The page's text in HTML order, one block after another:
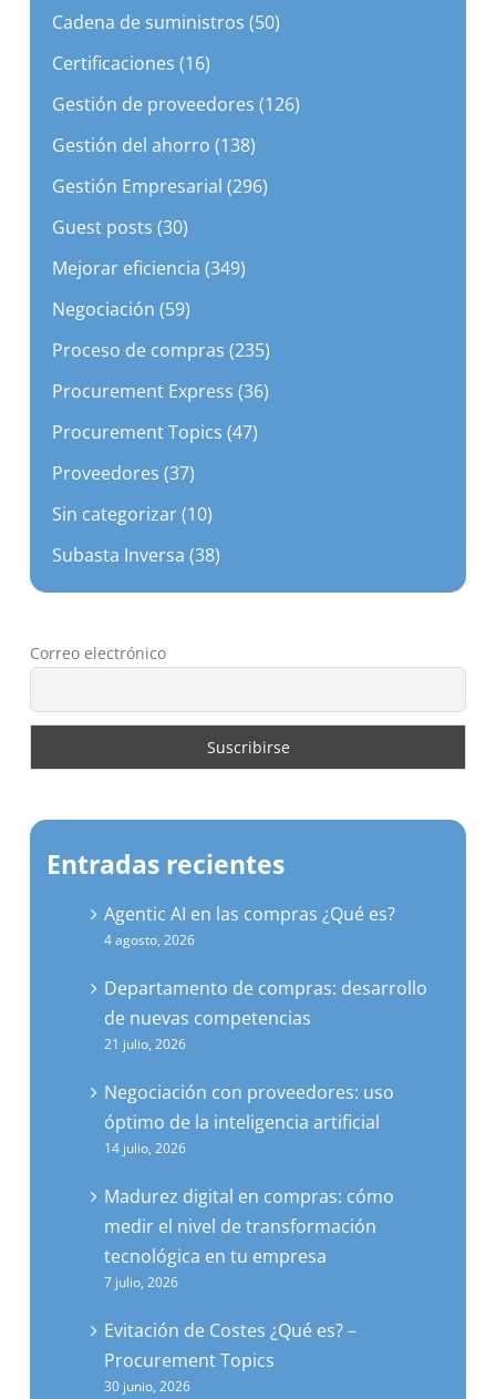
Cadena de suministros (50)
Certificaciones (16)
Gestión de proveedores (126)
Gestión del ahorro (138)
Gestión Empresarial (296)
Guest posts (30)
Mejorar eficiencia (349)
Negociación (59)
Proceso de compras (235)
Procurement Express (36)
Procurement Topics (47)
Proveedores (37)
Sin categorizar (10)
Subasta Inversa (38)
Correo electrónico
Entradas recientes
Agentic AI en las compras ¿Qué es?
4 agosto, 2026
Departamento de compras: desarrollo
de nuevas competencias
21 julio, 2026
Negociación con proveedores: uso
óptimo de la inteligencia artificial
14 julio, 2026
Madurez digital en compras: cómo
medir el nivel de transformación
tecnológica en tu empresa
7 julio, 2026
Evitación de Costes ¿Qué es? –
Procurement Topics
30 junio, 2026